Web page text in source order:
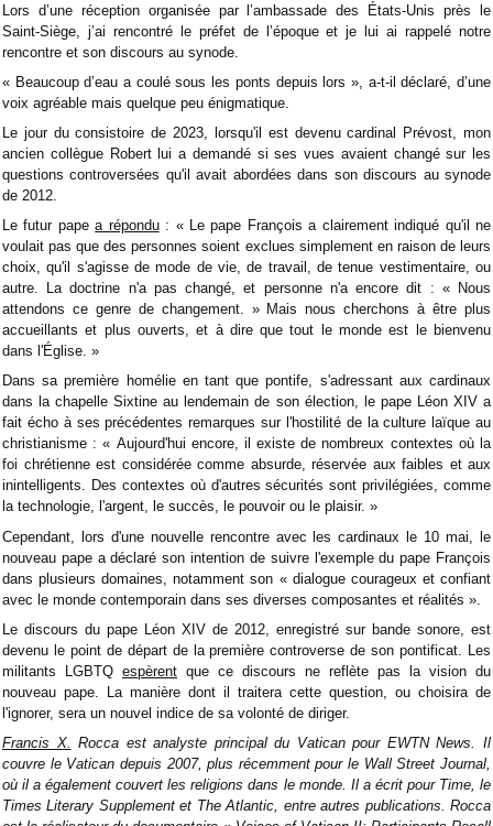
Lors d’une réception organisée par l’ambassade des États-Unis près le
Saint-Siège, j’ai rencontré le préfet de l’époque et je lui ai rappelé notre
rencontre et son discours au synode.
« Beaucoup d’eau a coulé sous les ponts depuis lors », a-t-il déclaré, d’une
voix agréable mais quelque peu énigmatique.
Le jour du consistoire de 2023, lorsqu'il est devenu cardinal Prévost, mon
ancien collègue Robert lui a demandé si ses vues avaient changé sur les
questions controversées qu'il avait abordées dans son discours au synode
de 2012.
Le futur papea répondu: « Le pape François a clairement indiqué qu'il ne
voulait pas que des personnes soient exclues simplement en raison de leurs
choix, qu'il s'agisse de mode de vie, de travail, de tenue vestimentaire, ou
autre. La doctrine n'a pas changé, et personne n'a encore dit : « Nous
attendons ce genre de changement. » Mais nous cherchons à être plus
accueillants et plus ouverts, et à dire que tout le monde est le bienvenu
dans l'Église. »
Dans sa première homélie en tant que pontife, s'adressant aux cardinaux
dans la chapelle Sixtine au lendemain de son élection, le pape Léon XIV a
fait écho à ses précédentes remarques sur l'hostilité de la culture laïque au
christianisme : « Aujourd'hui encore, il existe de nombreux contextes où la
foi chrétienne est considérée comme absurde, réservée aux faibles et aux
inintelligents. Des contextes où d'autres sécurités sont privilégiées, comme
la technologie, l'argent, le succès, le pouvoir ou le plaisir. »
Cependant, lors d'une nouvelle rencontre avec les cardinaux le 10 mai, le
nouveau pape a déclaré son intention de suivre l'exemple du pape François
dans plusieurs domaines, notamment son « dialogue courageux et confiant
avec le monde contemporain dans ses diverses composantes et réalités ».
Le discours du pape Léon XIV de 2012, enregistré sur bande sonore, est
devenu le point de départ de la première controverse de son pontificat. Les
militants LGBTQ espèrent que ce discours ne reflète pas la vision du
nouveau pape. La manière dont il traitera cette question, ou choisira de
l'ignorer, sera un nouvel indice de sa volonté de diriger.
Francis X.
Rocca est analyste principal du Vatican pour EWTN News. Il
couvre le Vatican depuis 2007, plus récemment pour le Wall Street Journal,
où il a également couvert les religions dans le monde. Il a écrit pour Time, le
Times Literary Supplement et The Atlantic, entre autres publications. Rocca